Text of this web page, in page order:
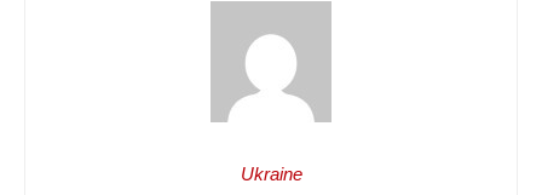
Ukraine